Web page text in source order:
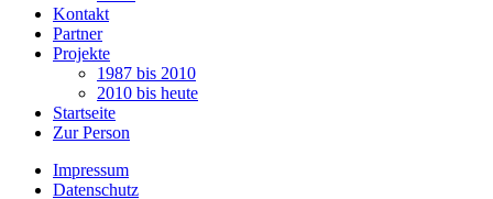
Kontakt
Partner
Projekte
1987 bis 2010
2010 bis heute
Startseite
Zur Person
Impressum
Datenschutz